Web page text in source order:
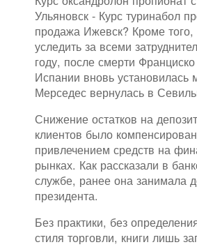
Ульяновск - Курс туринабол
продажа Ижевск? Кроме того,
уследить за всеми
году, после смерти
Испании вновь установилась
Мерседес вернулась в
Снижение остатков на
клиентов было
привлечением средств на
рынках. Как рассказали в
службе, ранее она занимала
президента.
Без практики, без
стиля торговли, книги лишь